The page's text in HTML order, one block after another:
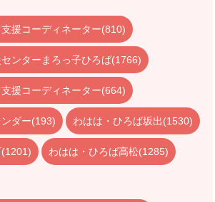
援コーディネーター(810)
ンターまろっ子ひろば(1766)
援コーディネーター(664)
ダー(193) わはは・ひろば坂出(1530)
わはは・ひろば高松(1285)